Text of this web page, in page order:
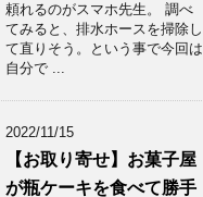
頼れるのがスマホ先生。 調べ
てみると、排水ホースを掃除し
て直りそう。という事で今回は
自分で ...
2022/11/15
【お取り寄せ】お菓子屋
が瓶ケーキを食べて勝手